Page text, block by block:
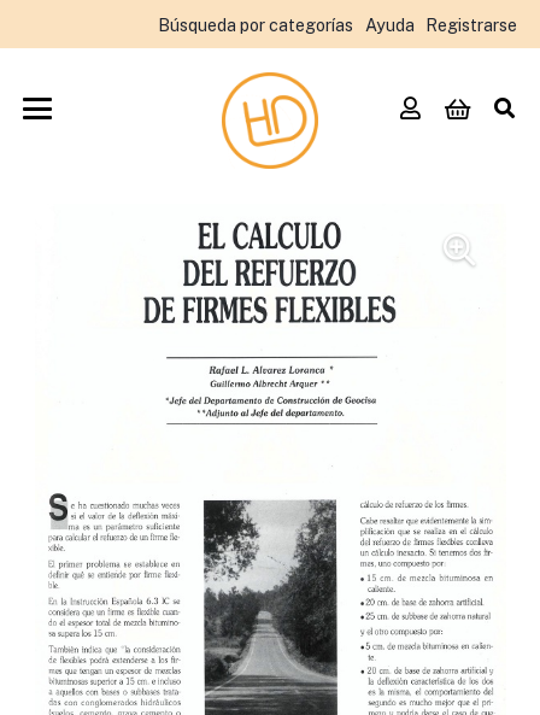
Búsqueda por categorías Ayuda Registrarse